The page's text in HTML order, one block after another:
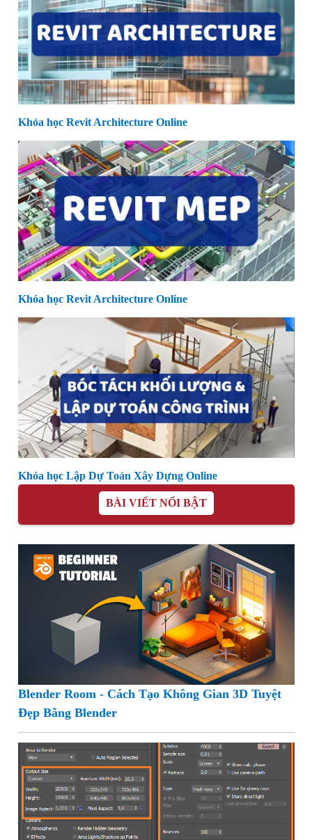
Khóa học Revit Architecture Online
Khóa học Revit Architecture Online
Khóa học Lập Dự Toán Xây Dựng Online
BÀI VIẾT NỔI BẬT
Blender Room - Cách Tạo Không Gian 3D Tuyệt
Đẹp Bằng Blender